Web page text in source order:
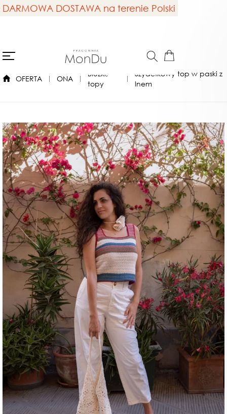
DARMOWA DOSTAWA na terenie Polski
OFERTA ONA
Bluzki,
topy
Szydełkowy top w paski z
lnem